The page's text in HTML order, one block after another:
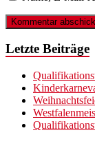
Letzte Beiträge